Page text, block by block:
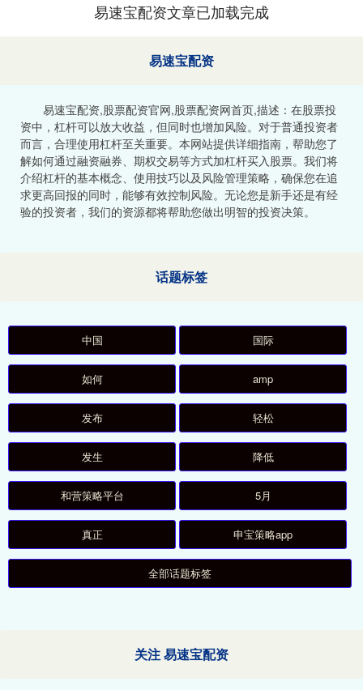
易速宝配资文章已加载完成
易速宝配资
易速宝配资,股票配资官网,股票配资网首页,描述：在股票投
资中，杠杆可以放大收益，但同时也增加风险。对于普通投资者
而言，合理使用杠杆至关重要。本网站提供详细指南，帮助您了
解如何通过融资融券、期权交易等方式加杠杆买入股票。我们将
介绍杠杆的基本概念、使用技巧以及风险管理策略，确保您在追
求更高回报的同时，能够有效控制风险。无论您是新手还是有经
验的投资者，我们的资源都将帮助您做出明智的投资决策。
话题标签
中国 国际
如何 amp
发布 轻松
发生 降低
和营策略平台 5月
真正 申宝策略app
全部话题标签
关注 易速宝配资